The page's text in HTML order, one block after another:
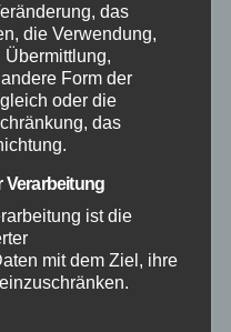
das
die Verwendung,
Form der
oder die
das
ist die
mit dem Ziel, ihre